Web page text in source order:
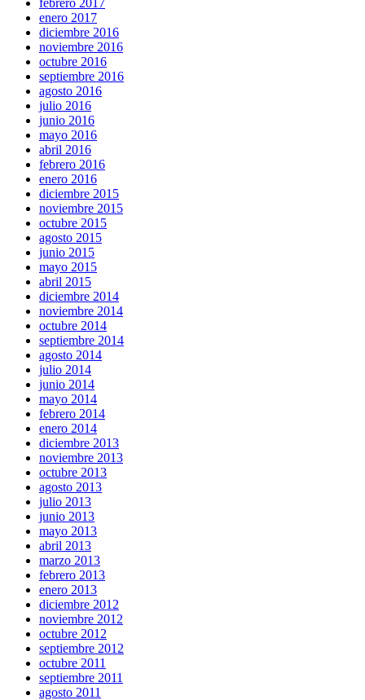
febrero 2017
enero 2017
diciembre 2016
noviembre 2016
octubre 2016
septiembre 2016
agosto 2016
julio 2016
junio 2016
mayo 2016
abril 2016
febrero 2016
enero 2016
diciembre 2015
noviembre 2015
octubre 2015
agosto 2015
junio 2015
mayo 2015
abril 2015
diciembre 2014
noviembre 2014
octubre 2014
septiembre 2014
agosto 2014
julio 2014
junio 2014
mayo 2014
febrero 2014
enero 2014
diciembre 2013
noviembre 2013
octubre 2013
agosto 2013
julio 2013
junio 2013
mayo 2013
abril 2013
marzo 2013
febrero 2013
enero 2013
diciembre 2012
noviembre 2012
octubre 2012
septiembre 2012
octubre 2011
septiembre 2011
agosto 2011